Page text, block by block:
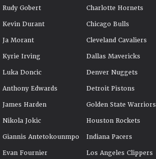
Rudy Gobert
Kevin Durant
Ja Morant
Kyrie Irving
Luka Doncic
Anthony Edwards
James Harden
Nikola Jokic
Giannis Antetokounmpo
Evan Fournier
Charlotte Hornets
Chicago Bulls
Cleveland Cavaliers
Dallas Mavericks
Denver Nuggets
Detroit Pistons
Golden State Warriors
Houston Rockets
Indiana Pacers
Los Angeles Clippers